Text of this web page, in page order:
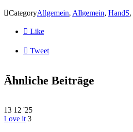
CategoryAllgemein, Allgemein, HandS,
 Like
 Tweet
Ähnliche Beiträge
13 12 '25
Love it 3